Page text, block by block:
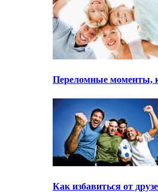
Переломные моменты,
Как избавиться от